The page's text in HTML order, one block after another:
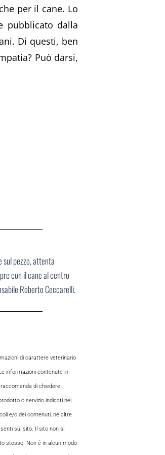
per il cane. Lo
pubblicato dalla
Di questi, ben
Può darsi,
sul pezzo, attenta
con il cane al centro
Roberto Ceccarelli.
di carattere veterinario
informazioni contenute in
di chiedere
o servizio indicati nel
e/o dei contenuti, né altre
sul sito. Il sito non si
stesso. Non è in alcun modo